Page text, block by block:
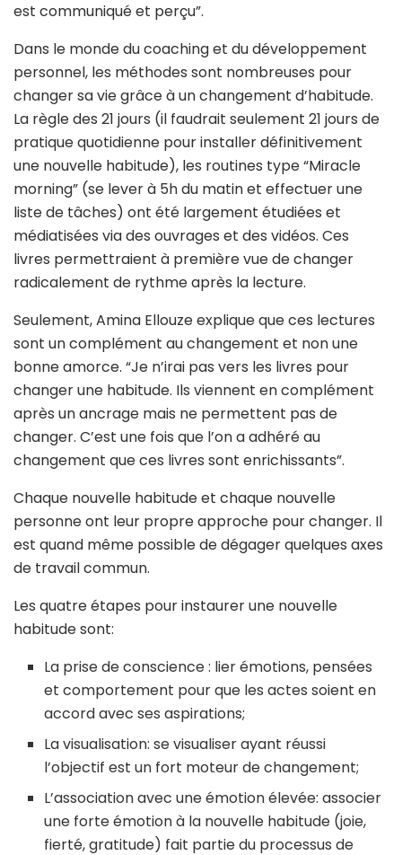
est communiqué et perçu”.
Dans le monde du coaching et du développement
personnel, les méthodes sont nombreuses pour
changer sa vie grâce à un changement d’habitude.
La règle des 21 jours (il faudrait seulement 21 jours de
pratique quotidienne pour installer définitivement
une nouvelle habitude), les routines type “Miracle
morning” (se lever à 5h du matin et effectuer une
liste de tâches) ont été largement étudiées et
médiatisées via des ouvrages et des vidéos. Ces
livres permettraient à première vue de changer
radicalement de rythme après la lecture.
Seulement, Amina Ellouze explique que ces lectures
sont un complément au changement et non une
bonne amorce. “Je n’irai pas vers les livres pour
changer une habitude. Ils viennent en complément
après un ancrage mais ne permettent pas de
changer. C’est une fois que l’on a adhéré au
changement que ces livres sont enrichissants”.
Chaque nouvelle habitude et chaque nouvelle
personne ont leur propre approche pour changer. Il
est quand même possible de dégager quelques axes
de travail commun.
Les quatre étapes pour instaurer une nouvelle
habitude sont:
La prise de conscience : lier émotions, pensées
et comportement pour que les actes soient en
accord avec ses aspirations;
La visualisation: se visualiser ayant réussi
l’objectif est un fort moteur de changement;
L’association avec une émotion élevée: associer
une forte émotion à la nouvelle habitude (joie,
fierté, gratitude) fait partie du processus de